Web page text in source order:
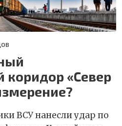
коридор «Север
ВСУ нанесли удар по